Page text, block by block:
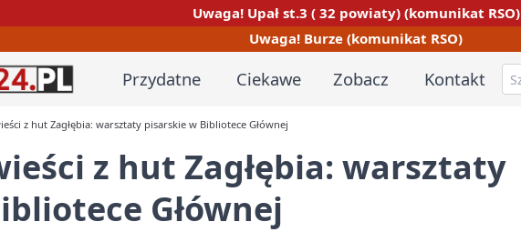
Uwaga! Upał st.3 ( 32 powiaty) (komunikat RSO)
Uwaga! Burze (komunikat RSO)
Przydatne Ciekawe Zobacz Kontakt
z hut Zagłębia: warsztaty pisarskie w Bibliotece Głównej
z hut Zagłębia: warsztaty
Głównej